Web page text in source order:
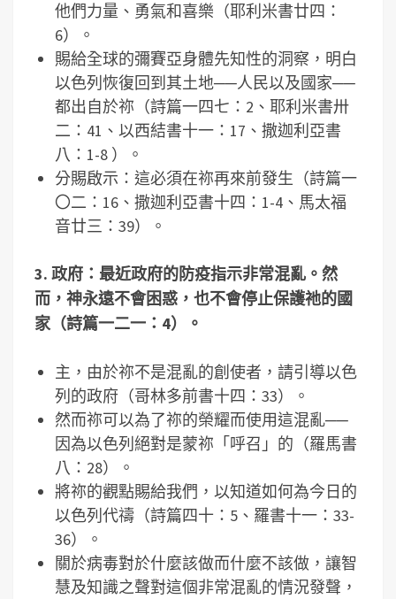
他們力量、勇氣和喜樂（耶利米書廿四：
6）。
賜給全球的彌賽亞身體先知性的洞察，明白
以色列恢復回到其土地──人民以及國家──
都出自於祢（詩篇一四七：2、耶利米書卅
二：41、以西結書十一：17、撒迦利亞書
八：1-8 ）。
分賜啟示：這必須在祢再來前發生（詩篇一
〇二：16、撒迦利亞書十四：1-4、馬太福
音廿三：39）。
3. 政府：最近政府的防疫指示非常混亂。然
而，神永遠不會困惑，也不會停止保護祂的國
家（詩篇一二一：4）。
主，由於祢不是混亂的創使者，請引導以色
列的政府（哥林多前書十四：33）。
然而祢可以為了祢的榮耀而使用這混亂──
因為以色列絕對是蒙祢「呼召」的（羅馬書
八：28）。
將祢的觀點賜給我們，以知道如何為今日的
以色列代禱（詩篇四十：5、羅書十一：33-
36）。
關於病毒對於什麼該做而什麼不該做，讓智
慧及知識之聲對這個非常混亂的情況發聲，